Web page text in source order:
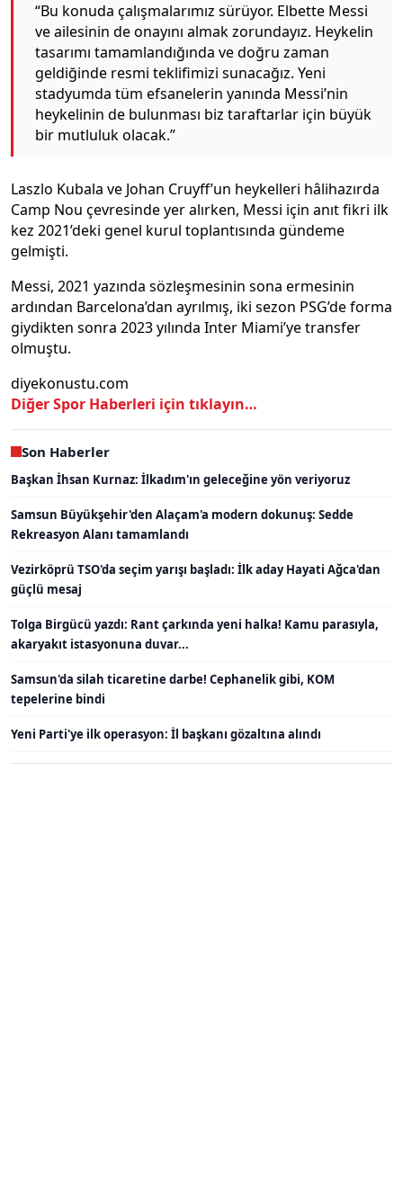
“Bu konuda çalışmalarımız sürüyor. Elbette Messi
ve ailesinin de onayını almak zorundayız. Heykelin
tasarımı tamamlandığında ve doğru zaman
geldiğinde resmi teklifimizi sunacağız. Yeni
stadyumda tüm efsanelerin yanında Messi’nin
heykelinin de bulunması biz taraftarlar için büyük
bir mutluluk olacak.”
Laszlo Kubala ve Johan Cruyff’un heykelleri hâlihazırda
Camp Nou çevresinde yer alırken, Messi için anıt fikri ilk
kez 2021’deki genel kurul toplantısında gündeme
gelmişti.
Messi, 2021 yazında sözleşmesinin sona ermesinin
ardından Barcelona’dan ayrılmış, iki sezon PSG’de forma
giydikten sonra 2023 yılında Inter Miami’ye transfer
olmuştu.
diyekonustu.com
Diğer Spor Haberleri için tıklayın…
Son Haberler
Başkan İhsan Kurnaz: İlkadım'ın geleceğine yön veriyoruz
Samsun Büyükşehir'den Alaçam'a modern dokunuş: Sedde
Rekreasyon Alanı tamamlandı
Vezirköprü TSO'da seçim yarışı başladı: İlk aday Hayati Ağca'dan
güçlü mesaj
Tolga Birgücü yazdı: Rant çarkında yeni halka! Kamu parasıyla,
akaryakıt istasyonuna duvar...
Samsun'da silah ticaretine darbe! Cephanelik gibi, KOM
tepelerine bindi
Yeni Parti'ye ilk operasyon: İl başkanı gözaltına alındı